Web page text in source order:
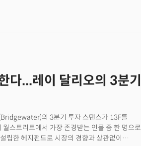
자 파트너였던 찰리 멍거가 향년 99세의
것일까요? 삶의 마지막 챕터에서 그들의 모든
2인자였습니다. 그는 워런 버핏이 단지 싸다는
습니다. 멍거는 '정말 훌륭한 기업을 공정한
거가 없었다면 워런 버핏은 1960년대
됐습니다. 투자 대가들은 우리에게 어떤
13F 분석을 통해 이들의 숨겨진 뜻과 전략을
다...레이 달리오의 3분기
의 3분기 투자 스탠스가 13F를
스트리트에서 가장 존경받는 인물 중 한 명으로
립한 헤지펀드로 시장의 경향과 상관없이